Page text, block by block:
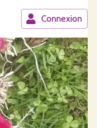
Connexion